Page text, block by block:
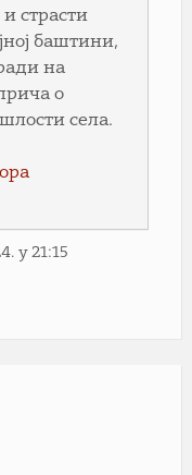
страсти
баштини,
на
о
села.
у 21:15